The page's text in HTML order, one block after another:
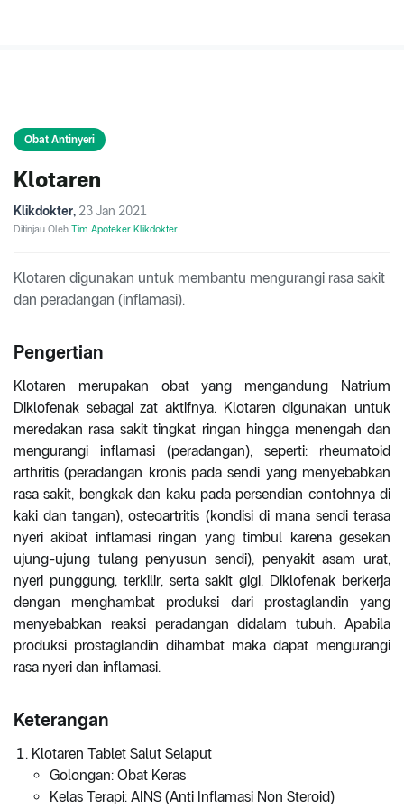
Obat Antinyeri
Klotaren
Klikdokter, 23 Jan 2021
Ditinjau Oleh Tim Apoteker Klikdokter
Klotaren digunakan untuk membantu mengurangi rasa sakit
dan peradangan (inflamasi).
Pengertian
Klotaren merupakan obat yang mengandung Natrium
Diklofenak sebagai zat aktifnya. Klotaren digunakan untuk
meredakan rasa sakit tingkat ringan hingga menengah dan
mengurangi inflamasi (peradangan), seperti: rheumatoid
arthritis (peradangan kronis pada sendi yang menyebabkan
rasa sakit, bengkak dan kaku pada persendian contohnya di
kaki dan tangan), osteoartritis (kondisi di mana sendi terasa
nyeri akibat inflamasi ringan yang timbul karena gesekan
ujung-ujung tulang penyusun sendi), penyakit asam urat,
nyeri punggung, terkilir, serta sakit gigi. Diklofenak berkerja
dengan menghambat produksi dari prostaglandin yang
menyebabkan reaksi peradangan didalam tubuh. Apabila
produksi prostaglandin dihambat maka dapat mengurangi
rasa nyeri dan inflamasi.
Keterangan
Klotaren Tablet Salut Selaput
Golongan: Obat Keras
Kelas Terapi: AINS (Anti Inflamasi Non Steroid)